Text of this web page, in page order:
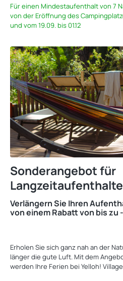
Für einen Mindestaufenthalt von 7
von der Eröffnung des
und vom 19.09. bis 01.12
Sonderangebot für
Langzeitaufenthalte
Verlängern Sie Ihren
von einem Rabatt von bis zu
Erholen Sie sich ganz nah an der
länger die gute Luft. Mit dem
werden Ihre Ferien bei Yelloh!